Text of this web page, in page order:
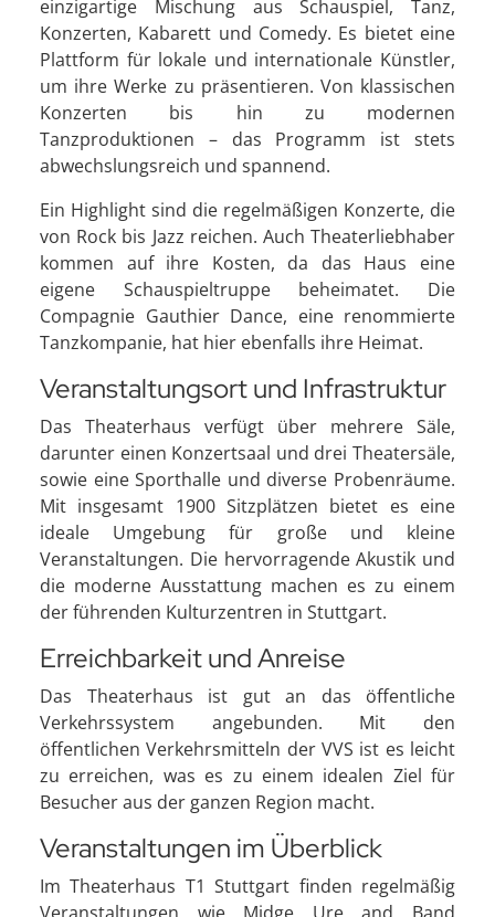
einzigartige Mischung aus Schauspiel, Tanz,
Konzerten, Kabarett und Comedy. Es bietet eine
Plattform für lokale und internationale Künstler,
um ihre Werke zu präsentieren. Von klassischen
Konzerten bis hin zu modernen
Tanzproduktionen – das Programm ist stets
abwechslungsreich und spannend.
Ein Highlight sind die regelmäßigen Konzerte, die
von Rock bis Jazz reichen. Auch Theaterliebhaber
kommen auf ihre Kosten, da das Haus eine
eigene Schauspieltruppe beheimatet. Die
Compagnie Gauthier Dance, eine renommierte
Tanzkompanie, hat hier ebenfalls ihre Heimat.
Veranstaltungsort und Infrastruktur
Das Theaterhaus verfügt über mehrere Säle,
darunter einen Konzertsaal und drei Theatersäle,
sowie eine Sporthalle und diverse Probenräume.
Mit insgesamt 1900 Sitzplätzen bietet es eine
ideale Umgebung für große und kleine
Veranstaltungen. Die hervorragende Akustik und
die moderne Ausstattung machen es zu einem
der führenden Kulturzentren in Stuttgart.
Erreichbarkeit und Anreise
Das Theaterhaus ist gut an das öffentliche
Verkehrssystem angebunden. Mit den
öffentlichen Verkehrsmitteln der VVS ist es leicht
zu erreichen, was es zu einem idealen Ziel für
Besucher aus der ganzen Region macht.
Veranstaltungen im Überblick
Im Theaterhaus T1 Stuttgart finden regelmäßig